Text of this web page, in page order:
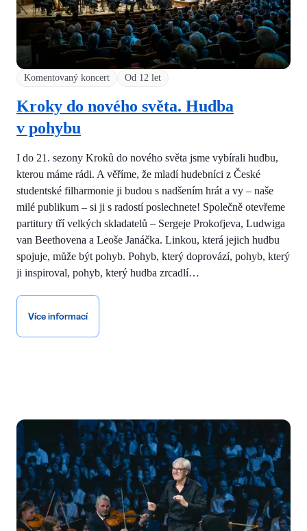
Komentovaný koncert Od 12 let
Kroky do nového světa. Hudba
v pohybu
I do 21. sezony Kroků do nového světa jsme vybírali hudbu,
kterou máme rádi. A věříme, že mladí hudebníci z České
studentské filharmonie ji budou s nadšením hrát a vy – naše
milé publikum – si ji s radostí poslechnete! Společně otevřeme
partitury tří velkých skladatelů – Sergeje Prokofjeva, Ludwiga
van Beethovena a Leoše Janáčka. Linkou, která jejich hudbu
spojuje, může být pohyb. Pohyb, který doprovází, pohyb, který
ji inspiroval, pohyb, který hudba zrcadlí…
Více informací